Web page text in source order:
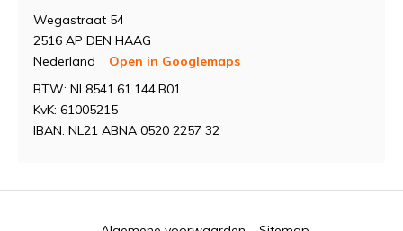
Wegastraat 54
2516 AP DEN HAAG
Nederland
Open in Googlemaps
BTW: NL8541.61.144.B01
KvK: 61005215
IBAN: NL21 ABNA 0520 2257 32